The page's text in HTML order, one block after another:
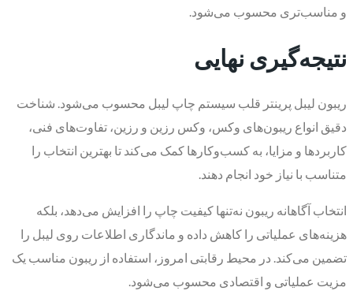
و مناسب‌تری محسوب می‌شود.
نتیجه‌گیری نهایی
ریبون لیبل پرینتر قلب سیستم چاپ لیبل محسوب می‌شود. شناخت
دقیق انواع ریبون‌های وکس، وکس رزین و رزین، تفاوت‌های فنی،
کاربردها و مزایا، به کسب‌وکارها کمک می‌کند تا بهترین انتخاب را
متناسب با نیاز خود انجام دهند.
انتخاب آگاهانه ریبون نه‌تنها کیفیت چاپ را افزایش می‌دهد، بلکه
هزینه‌های عملیاتی را کاهش داده و ماندگاری اطلاعات روی لیبل را
تضمین می‌کند. در محیط رقابتی امروز، استفاده از ریبون مناسب یک
مزیت عملیاتی و اقتصادی محسوب می‌شود.